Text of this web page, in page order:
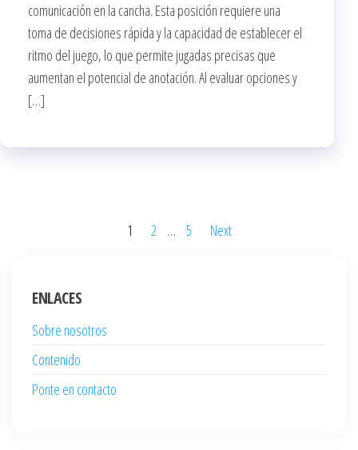
comunicación en la cancha. Esta posición requiere una
toma de decisiones rápida y la capacidad de establecer el
ritmo del juego, lo que permite jugadas precisas que
aumentan el potencial de anotación. Al evaluar opciones y
[…]
1 2 … 5 Next
ENLACES
Sobre nosotros
Contenido
Ponte en contacto